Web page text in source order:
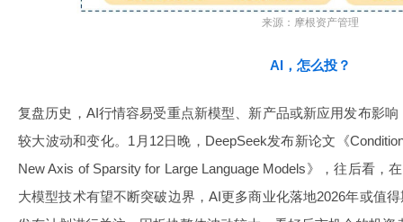
来源：摩根资产管理
AI，怎么投？
复盘历史，AI行情容易受重点新模型、新产品或新应用发布影
较大波动和变化。1月12日晚，DeepSeek发布新论文《
New Axis of Sparsity for Large Language Models》，往后看，
大模型技术有望不断突破边界，AI更多商业化落地2026年或值